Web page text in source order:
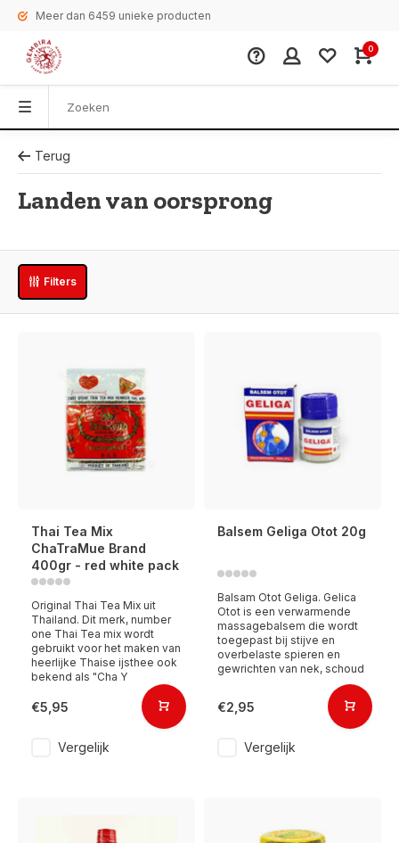
Meer dan 6459 unieke producten
0
Terug
Landen van oorsprong
Filters
Thai Tea Mix
ChaTraMue Brand
400gr - red white pack
Original Thai Tea Mix uit
Thailand. Dit merk, number
one Thai Tea mix wordt
gebruikt voor het maken van
heerlijke Thaise ijsthee ook
bekend als "Cha Y
€5,95
Vergelijk
Balsem Geliga Otot 20g
Balsam Otot Geliga. Gelica
Otot is een verwarmende
massagebalsem die wordt
toegepast bij stijve en
overbelaste spieren en
gewrichten van nek, schoud
€2,95
Vergelijk